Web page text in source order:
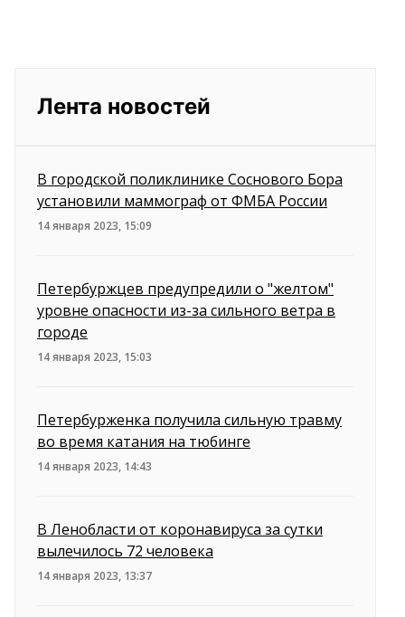
Лента новостей
В городской поликлинике Соснового Бора
установили маммограф от ФМБА России
14 января 2023, 15:09
Петербуржцев предупредили о "желтом"
уровне опасности из-за сильного ветра в
городе
14 января 2023, 15:03
Петербурженка получила сильную травму
во время катания на тюбинге
14 января 2023, 14:43
В Ленобласти от коронавируса за сутки
вылечилось 72 человека
14 января 2023, 13:37